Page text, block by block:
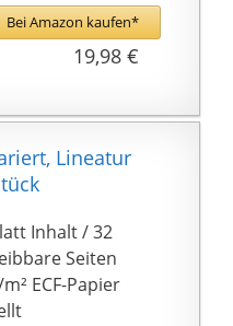
sind
Ecken
unschöne
bestehend
27, zertifiziert
Ecolabel
Bei Amazon kaufen*
19,98 €
Lineatur
Inhalt / 32
Seiten
ECF-Papier